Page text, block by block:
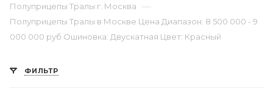
Полуприцепы Тралы г. Москва —
Полуприцепы Тралы в Москве Цена Диапазон: 8 500 000 - 9
000 000 руб Ошиновка: Двускатная Цвет: Красный
ФИЛЬТР